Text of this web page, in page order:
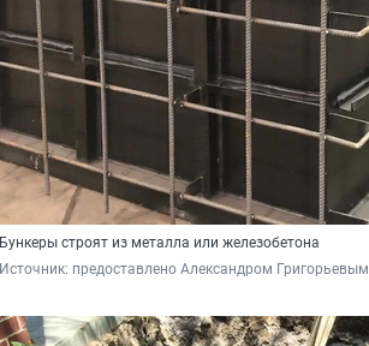
Бункеры строят из металла или железобетона
Источник: предоставлено Александром Григорьевым